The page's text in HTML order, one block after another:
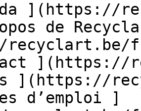
](https://
de
](https://
](https://
d’emploi ]